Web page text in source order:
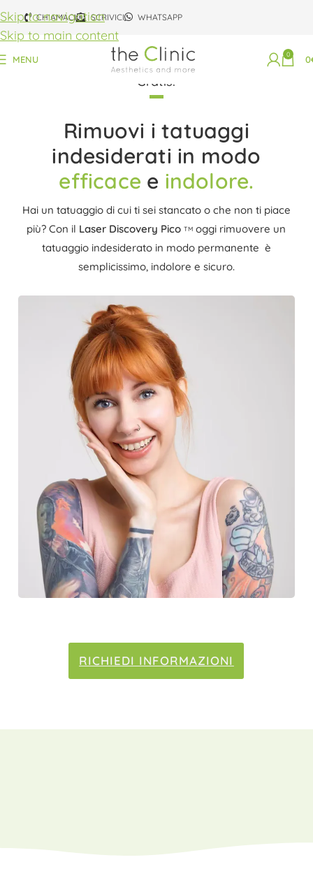
Skip to navigation
Skip to main content
CHIAMACI SCRIVICI WHATSAPP
MENU 0 0
Rimozione Tatuaggi Milano: Prima Visita
Gratis!
Rimuovi i tatuaggi
indesiderati in modo
efficace e indolore.
Hai un tatuaggio di cui ti sei stancato o che non ti piace
più? Con il Laser Discovery Pico TM oggi rimuovere un
tatuaggio indesiderato in modo permanente è
semplicissimo, indolore e sicuro.
RICHIEDI INFORMAZIONI